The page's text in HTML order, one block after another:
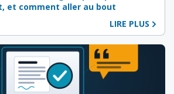
et comment aller au bout
LIRE PLUS